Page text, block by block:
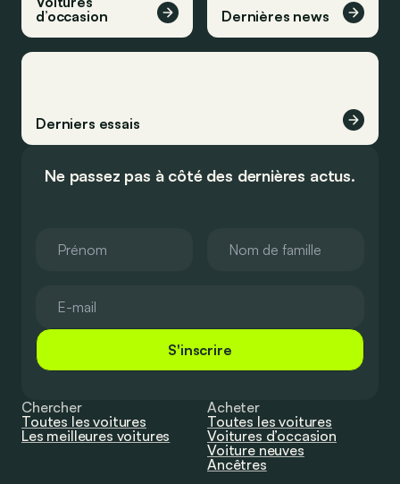
d’occasion
Dernières news
Derniers essais
Ne passez pas à côté des dernières actus.
S'inscrire
Chercher
Toutes les voitures
Les meilleures voitures
Acheter
Toutes les voitures
Voitures d’occasion
Voiture neuves
Ancêtres